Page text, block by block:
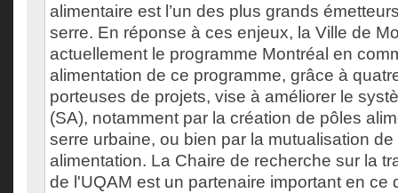
alimentaire est l’un des plus grands
serre. En réponse à ces enjeux, la Ville de
actuellement le programme Montréal en
alimentation de ce programme, grâce à
porteuses de projets, vise à améliorer le
(SA), notamment par la création de pôles
serre urbaine, ou bien par la mutualisation
alimentation. La Chaire de recherche sur la
de l'UQAM est un partenaire important en ce